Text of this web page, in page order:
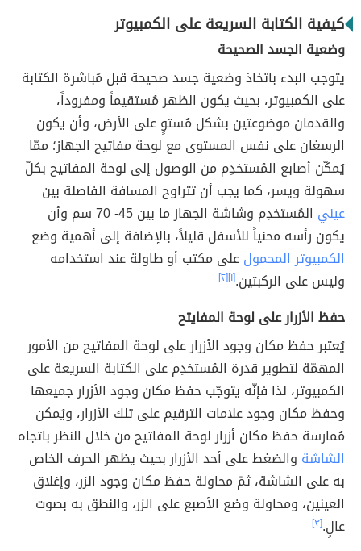
كيفية الكتابة السريعة على الكمبيوتر
وضعية الجسد الصحيحة
يتوجب البدء باتخاذ وضعية جسد صحيحة قبل مُباشرة الكتابة
على الكمبيوتر، بحيث يكون الظهر مُستقيماً ومفروداً،
والقدمان موضوعتين بشكل مُستوٍ على الأرض، وأن يكون
الرسغان على نفس المستوى مع لوحة مفاتيح الجهاز؛ ممّا
يُمكّن أصابع المُستخدِم من الوصول إلى لوحة المفاتيح بكلّ
سهولة ويسر، كما يجب أن تتراوح المسافة الفاصلة بين
عيني
المُستخدِم وشاشة الجهاز ما بين 45- 70 سم وأن
يكون رأسه محنياً للأسفل قليلاً، بالإضافة إلى أهمية وضع
الكمبيوتر المحمولعلى مكتب أو طاولة عند استخدامه
وليس على الركبتين.[١] [٢]
حفظ الأزرار على لوحة المفايتح
يُعتبر حفظ مكان وجود الأزرار على لوحة المفاتيح من الأمور
المهمّة لتطوير قدرة المُستخدِم على الكتابة السريعة على
الكمبيوتر، لذا فإنّه يتوجّب حفظ مكان وجود الأزرار جميعها
وحفظ مكان وجود علامات الترقيم على تلك الأزرار، ويُمكن
مُمارسة حفظ مكان أزرار لوحة المفاتيح من خلال النظر باتجاه
الشاشة والضغط على أحد الأزرار بحيث يظهر الحرف الخاص
به على الشاشة، ثمّ محاولة حفظ مكان وجود الزر، وإغلاق
العينين، ومحاولة وضع الأصبع على الزر، والنطق به بصوت
عالٍ.[٣]